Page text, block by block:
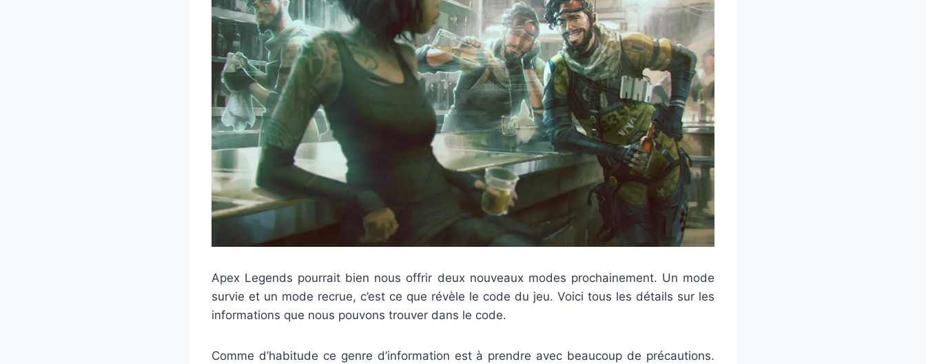
Apex Legends pourrait bien nous offrir deux nouveaux modes prochainement. Un mode
survie et un mode recrue, c’est ce que révèle le code du jeu. Voici tous les détails sur les
informations que nous pouvons trouver dans le code.
Comme d’habitude ce genre d’information est à prendre avec beaucoup de précautions.